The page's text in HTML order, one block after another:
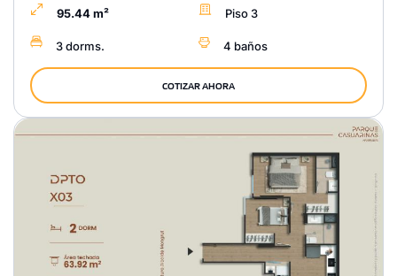
95.44 m² Piso 3
3 dorms. 4 baños
COTIZAR AHORA